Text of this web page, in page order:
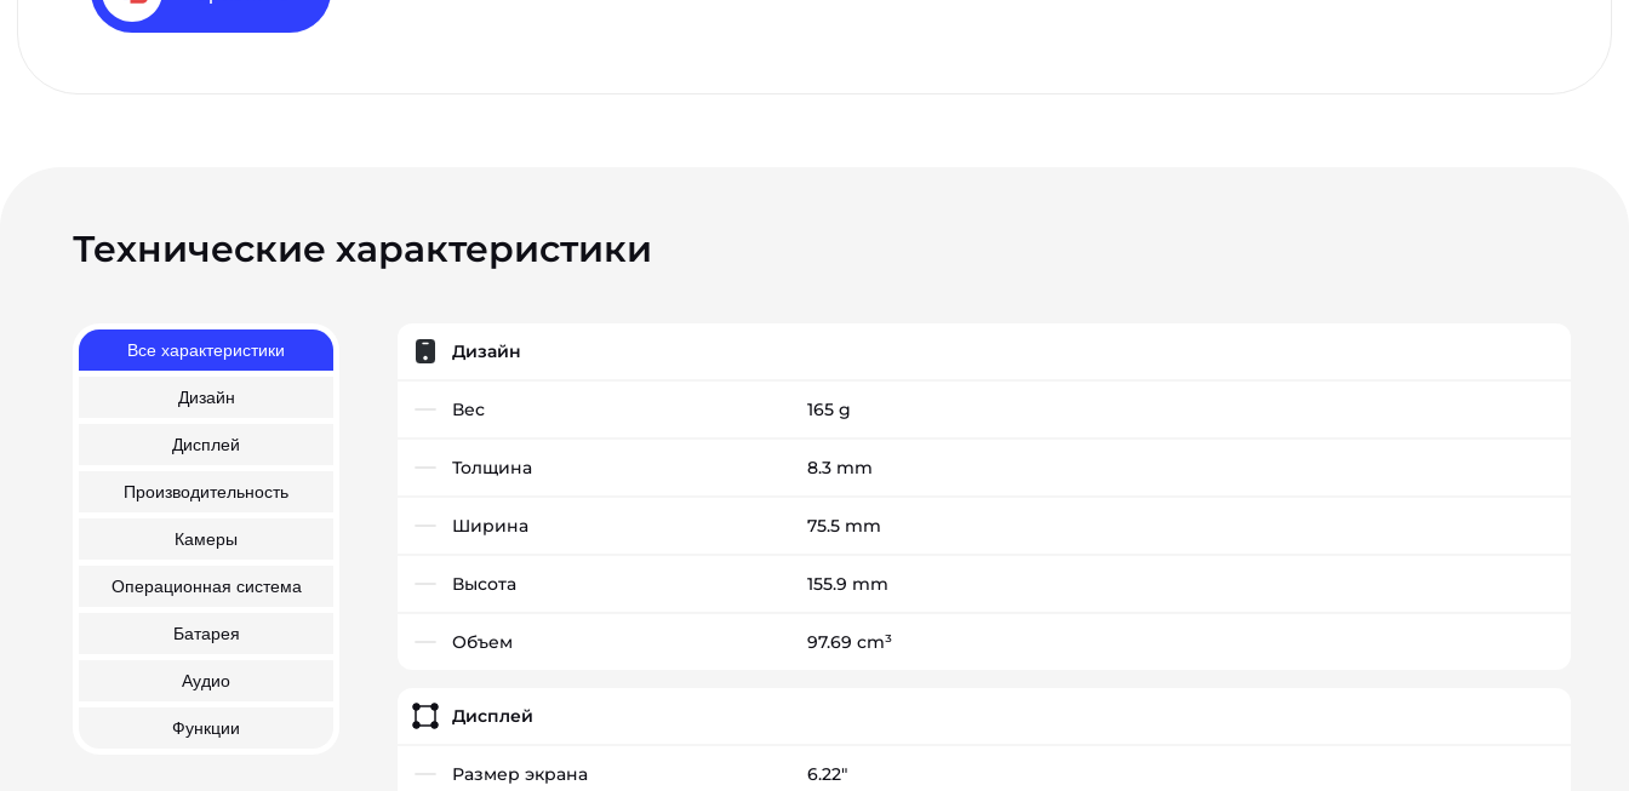
Технические характеристики
Все характеристики
Дизайн
Дисплей
Производительность
Камеры
Операционная система
Батарея
Аудио
Функции
Дизайн
Вес 165 g
Толщина 8.3 mm
Ширина 75.5 mm
Высота 155.9 mm
Объем 97.69 cm³
Дисплей
Размер экрана 6.22"